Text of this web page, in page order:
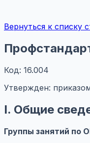
Вернуться к списку
Код: 16.004
Утвержден:
I. Общие
Группы занятий по